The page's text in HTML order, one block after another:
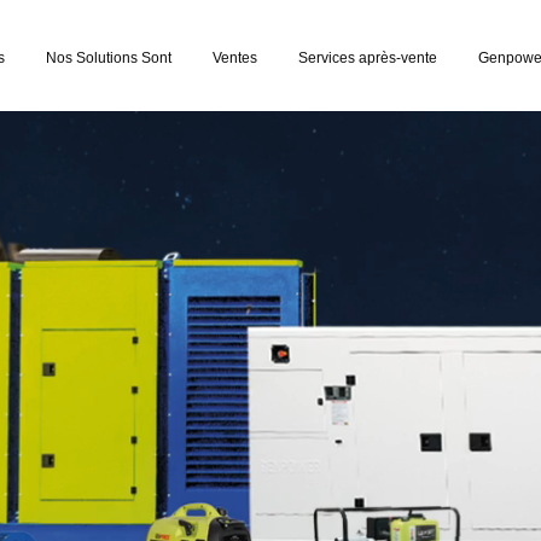
Nos Solutions Sont Ventes Services après-vente